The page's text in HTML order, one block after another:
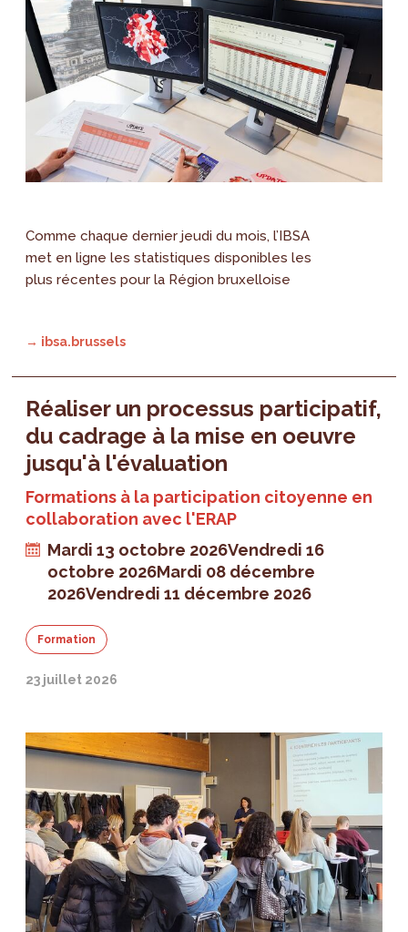
Comme chaque dernier jeudi du mois, l’IBSA
met en ligne les statistiques disponibles les
plus récentes pour la Région bruxelloise
→ ibsa.brussels
Réaliser un processus participatif,
du cadrage à la mise en oeuvre
jusqu'à l'évaluation
Formations à la participation citoyenne en
collaboration avec l'ERAP
Mardi 13 octobre 2026Vendredi 16
octobre 2026Mardi 08 décembre
2026Vendredi 11 décembre 2026
Formation
23 juillet 2026